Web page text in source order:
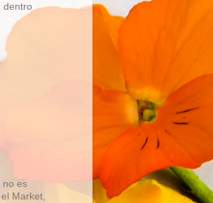
dentro
no es
Market,